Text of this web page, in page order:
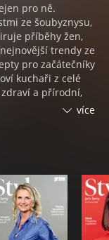
pro ně.
ze šoubyznysu,
příběhy žen,
trendy ze
pro začátečníky
kuchaři z celé
a přírodní,
tipů, jak
vztahům,
více